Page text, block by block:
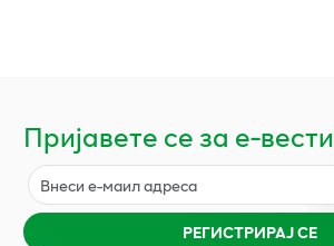
Пријавете се за е-вести
РЕГИСТРИРАЈ СЕ